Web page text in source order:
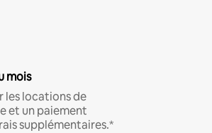
mois
les locations de
et un paiement
supplémentaires.*